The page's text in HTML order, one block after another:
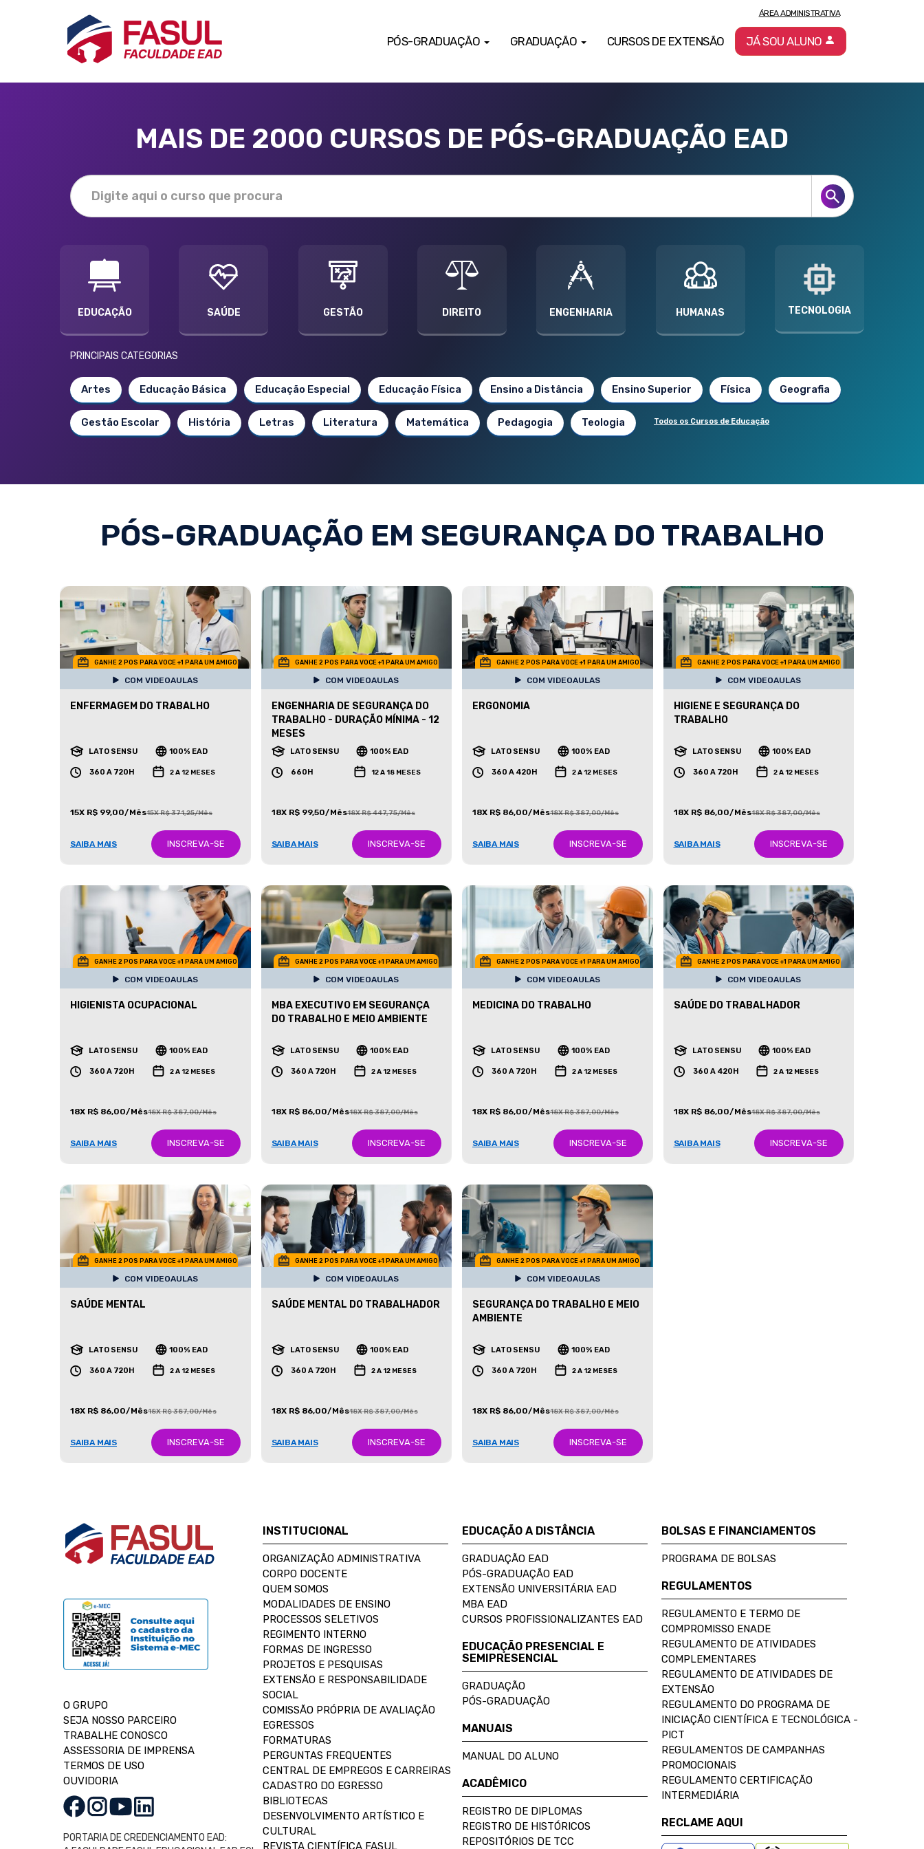
PÓS-GRADUAÇÃO GRADUAÇÃO CURSOS DE EXTENSÃO
ÁREA ADMINISTRATIVA
JÁ SOU ALUNO
MAIS DE 2000 CURSOS DE PÓS-GRADUAÇÃO EAD
EDUCAÇÃO SAÚDE GESTÃO DIREITO ENGENHARIA HUMANAS TECNOLOGIA
PRINCIPAIS CATEGORIAS
Artes Educação Básica Educação Especial Educação Física Ensino a Distância Ensino Superior Física Geografia
Gestão Escolar História Letras Literatura Matemática Pedagogia Teologia Todos os Cursos de Educação
PÓS-GRADUAÇÃO EM SEGURANÇA DO TRABALHO
GANHE 2 POS PARA VOCE +1 PARA UM AMIGO
COM VIDEOAULAS
ENFERMAGEM DO TRABALHO
LATO SENSU 100% EAD
360 A 720H 2 A 12 MESES
15X R$ 99,00/Mês15X R$ 371,25/Mês
SAIBA MAIS INSCREVA-SE
GANHE 2 POS PARA VOCE +1 PARA UM AMIGO
COM VIDEOAULAS
ENGENHARIA DE SEGURANÇA DO
TRABALHO - DURAÇÃO MÍNIMA - 12
MESES
LATO SENSU 100% EAD
660H 12 A 18 MESES
18X R$ 99,50/Mês18X R$ 447,75/Mês
SAIBA MAIS INSCREVA-SE
GANHE 2 POS PARA VOCE +1 PARA UM AMIGO
COM VIDEOAULAS
ERGONOMIA
LATO SENSU 100% EAD
360 A 420H 2 A 12 MESES
18X R$ 86,00/Mês18X R$ 387,00/Mês
SAIBA MAIS INSCREVA-SE
GANHE 2 POS PARA VOCE +1 PARA UM AMIGO
COM VIDEOAULAS
HIGIENE E SEGURANÇA DO
TRABALHO
LATO SENSU 100% EAD
360 A 720H 2 A 12 MESES
18X R$ 86,00/Mês18X R$ 387,00/Mês
SAIBA MAIS INSCREVA-SE
GANHE 2 POS PARA VOCE +1 PARA UM AMIGO
COM VIDEOAULAS
HIGIENISTA OCUPACIONAL
LATO SENSU 100% EAD
360 A 720H 2 A 12 MESES
18X R$ 86,00/Mês18X R$ 387,00/Mês
SAIBA MAIS INSCREVA-SE
GANHE 2 POS PARA VOCE +1 PARA UM AMIGO
COM VIDEOAULAS
MBA EXECUTIVO EM SEGURANÇA
DO TRABALHO E MEIO AMBIENTE
LATO SENSU 100% EAD
360 A 720H 2 A 12 MESES
18X R$ 86,00/Mês18X R$ 387,00/Mês
SAIBA MAIS INSCREVA-SE
GANHE 2 POS PARA VOCE +1 PARA UM AMIGO
COM VIDEOAULAS
MEDICINA DO TRABALHO
LATO SENSU 100% EAD
360 A 720H 2 A 12 MESES
18X R$ 86,00/Mês18X R$ 387,00/Mês
SAIBA MAIS INSCREVA-SE
GANHE 2 POS PARA VOCE +1 PARA UM AMIGO
COM VIDEOAULAS
SAÚDE DO TRABALHADOR
LATO SENSU 100% EAD
360 A 420H 2 A 12 MESES
18X R$ 86,00/Mês18X R$ 387,00/Mês
SAIBA MAIS INSCREVA-SE
GANHE 2 POS PARA VOCE +1 PARA UM AMIGO
COM VIDEOAULAS
SAÚDE MENTAL
LATO SENSU 100% EAD
360 A 720H 2 A 12 MESES
18X R$ 86,00/Mês18X R$ 387,00/Mês
SAIBA MAIS INSCREVA-SE
GANHE 2 POS PARA VOCE +1 PARA UM AMIGO
COM VIDEOAULAS
SAÚDE MENTAL DO TRABALHADOR
LATO SENSU 100% EAD
360 A 720H 2 A 12 MESES
18X R$ 86,00/Mês18X R$ 387,00/Mês
SAIBA MAIS INSCREVA-SE
GANHE 2 POS PARA VOCE +1 PARA UM AMIGO
COM VIDEOAULAS
SEGURANÇA DO TRABALHO E MEIO
AMBIENTE
LATO SENSU 100% EAD
360 A 720H 2 A 12 MESES
18X R$ 86,00/Mês18X R$ 387,00/Mês
SAIBA MAIS INSCREVA-SE
O GRUPO
SEJA NOSSO PARCEIRO
TRABALHE CONOSCO
ASSESSORIA DE IMPRENSA
TERMOS DE USO
OUVIDORIA
PORTARIA DE CREDENCIAMENTO EAD:
INSTITUCIONAL
ORGANIZAÇÃO ADMINISTRATIVA
CORPO DOCENTE
QUEM SOMOS
MODALIDADES DE ENSINO
PROCESSOS SELETIVOS
REGIMENTO INTERNO
FORMAS DE INGRESSO
PROJETOS E PESQUISAS
EXTENSÃO E RESPONSABILIDADE
SOCIAL
COMISSÃO PRÓPRIA DE AVALIAÇÃO
EGRESSOS
FORMATURAS
PERGUNTAS FREQUENTES
CENTRAL DE EMPREGOS E CARREIRAS
CADASTRO DO EGRESSO
BIBLIOTECAS
DESENVOLVIMENTO ARTÍSTICO E
CULTURAL
REVISTA CIENTÍFICA FASUL
EDUCAÇÃO A DISTÂNCIA
GRADUAÇÃO EAD
PÓS-GRADUAÇÃO EAD
EXTENSÃO UNIVERSITÁRIA EAD
MBA EAD
CURSOS PROFISSIONALIZANTES EAD
EDUCAÇÃO PRESENCIAL E
SEMIPRESENCIAL
GRADUAÇÃO
PÓS-GRADUAÇÃO
MANUAIS
MANUAL DO ALUNO
ACADÊMICO
REGISTRO DE DIPLOMAS
REGISTRO DE HISTÓRICOS
REPOSITÓRIOS DE TCC
BOLSAS E FINANCIAMENTOS
PROGRAMA DE BOLSAS
REGULAMENTOS
REGULAMENTO E TERMO DE
COMPROMISSO ENADE
REGULAMENTO DE ATIVIDADES
COMPLEMENTARES
REGULAMENTO DE ATIVIDADES DE
EXTENSÃO
REGULAMENTO DO PROGRAMA DE
INICIAÇÃO CIENTÍFICA E TECNOLÓGICA -
PICT
REGULAMENTOS DE CAMPANHAS
PROMOCIONAIS
REGULAMENTO CERTIFICAÇÃO
INTERMEDIÁRIA
RECLAME AQUI